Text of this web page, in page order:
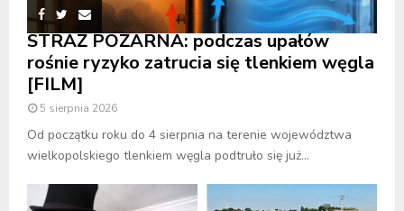
STRAŻ POŻARNA: podczas upałów
rośnie ryzyko zatrucia się tlenkiem węgla
[FILM]
5 sierpnia 2026
Od początku roku do 4 sierpnia na terenie województwa
wielkopolskiego tlenkiem węgla podtruło się już...